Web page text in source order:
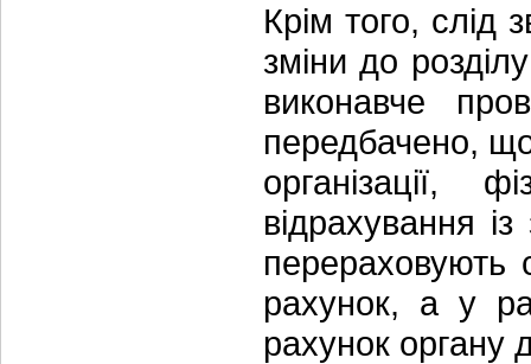
Крім того, слід
зміни до
виконавче
передбачено,
організації,
відрахування
перераховують
рахунок, а у
рахунок органу